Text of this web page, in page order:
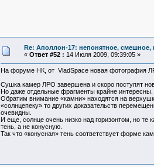
Re: Аполлон-17: непонятное, смешное,
« Ответ #52 : 14 Июля 2009, 09:39:05 »
На форуме НК, от VladSpace новая фотография
Сушка камер ЛРО завершена и скоро поступят
Но даже отдельные фрагменты крайне интересны.
Обратим внимание «камни» находятся на
«солнцепеку» то других доказательств
очевидны.
И еще, солнце очень низко над горизонтом, но
тень, а не конусную.
Так что «конусная» тень соответствует форме